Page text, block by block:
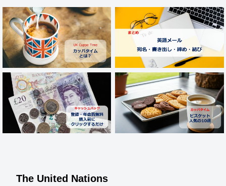
The United Nations